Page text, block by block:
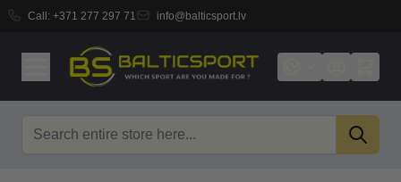
Call: +371 277 297 71 info@balticsport.lv